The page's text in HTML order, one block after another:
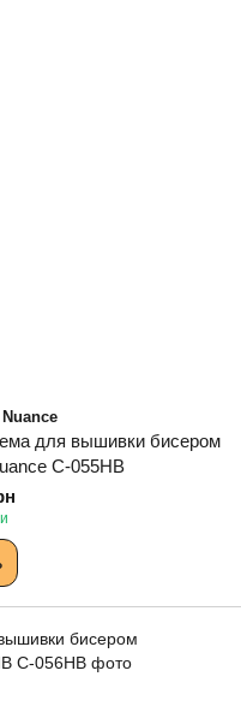
для вышивки бисером
С-055НВ